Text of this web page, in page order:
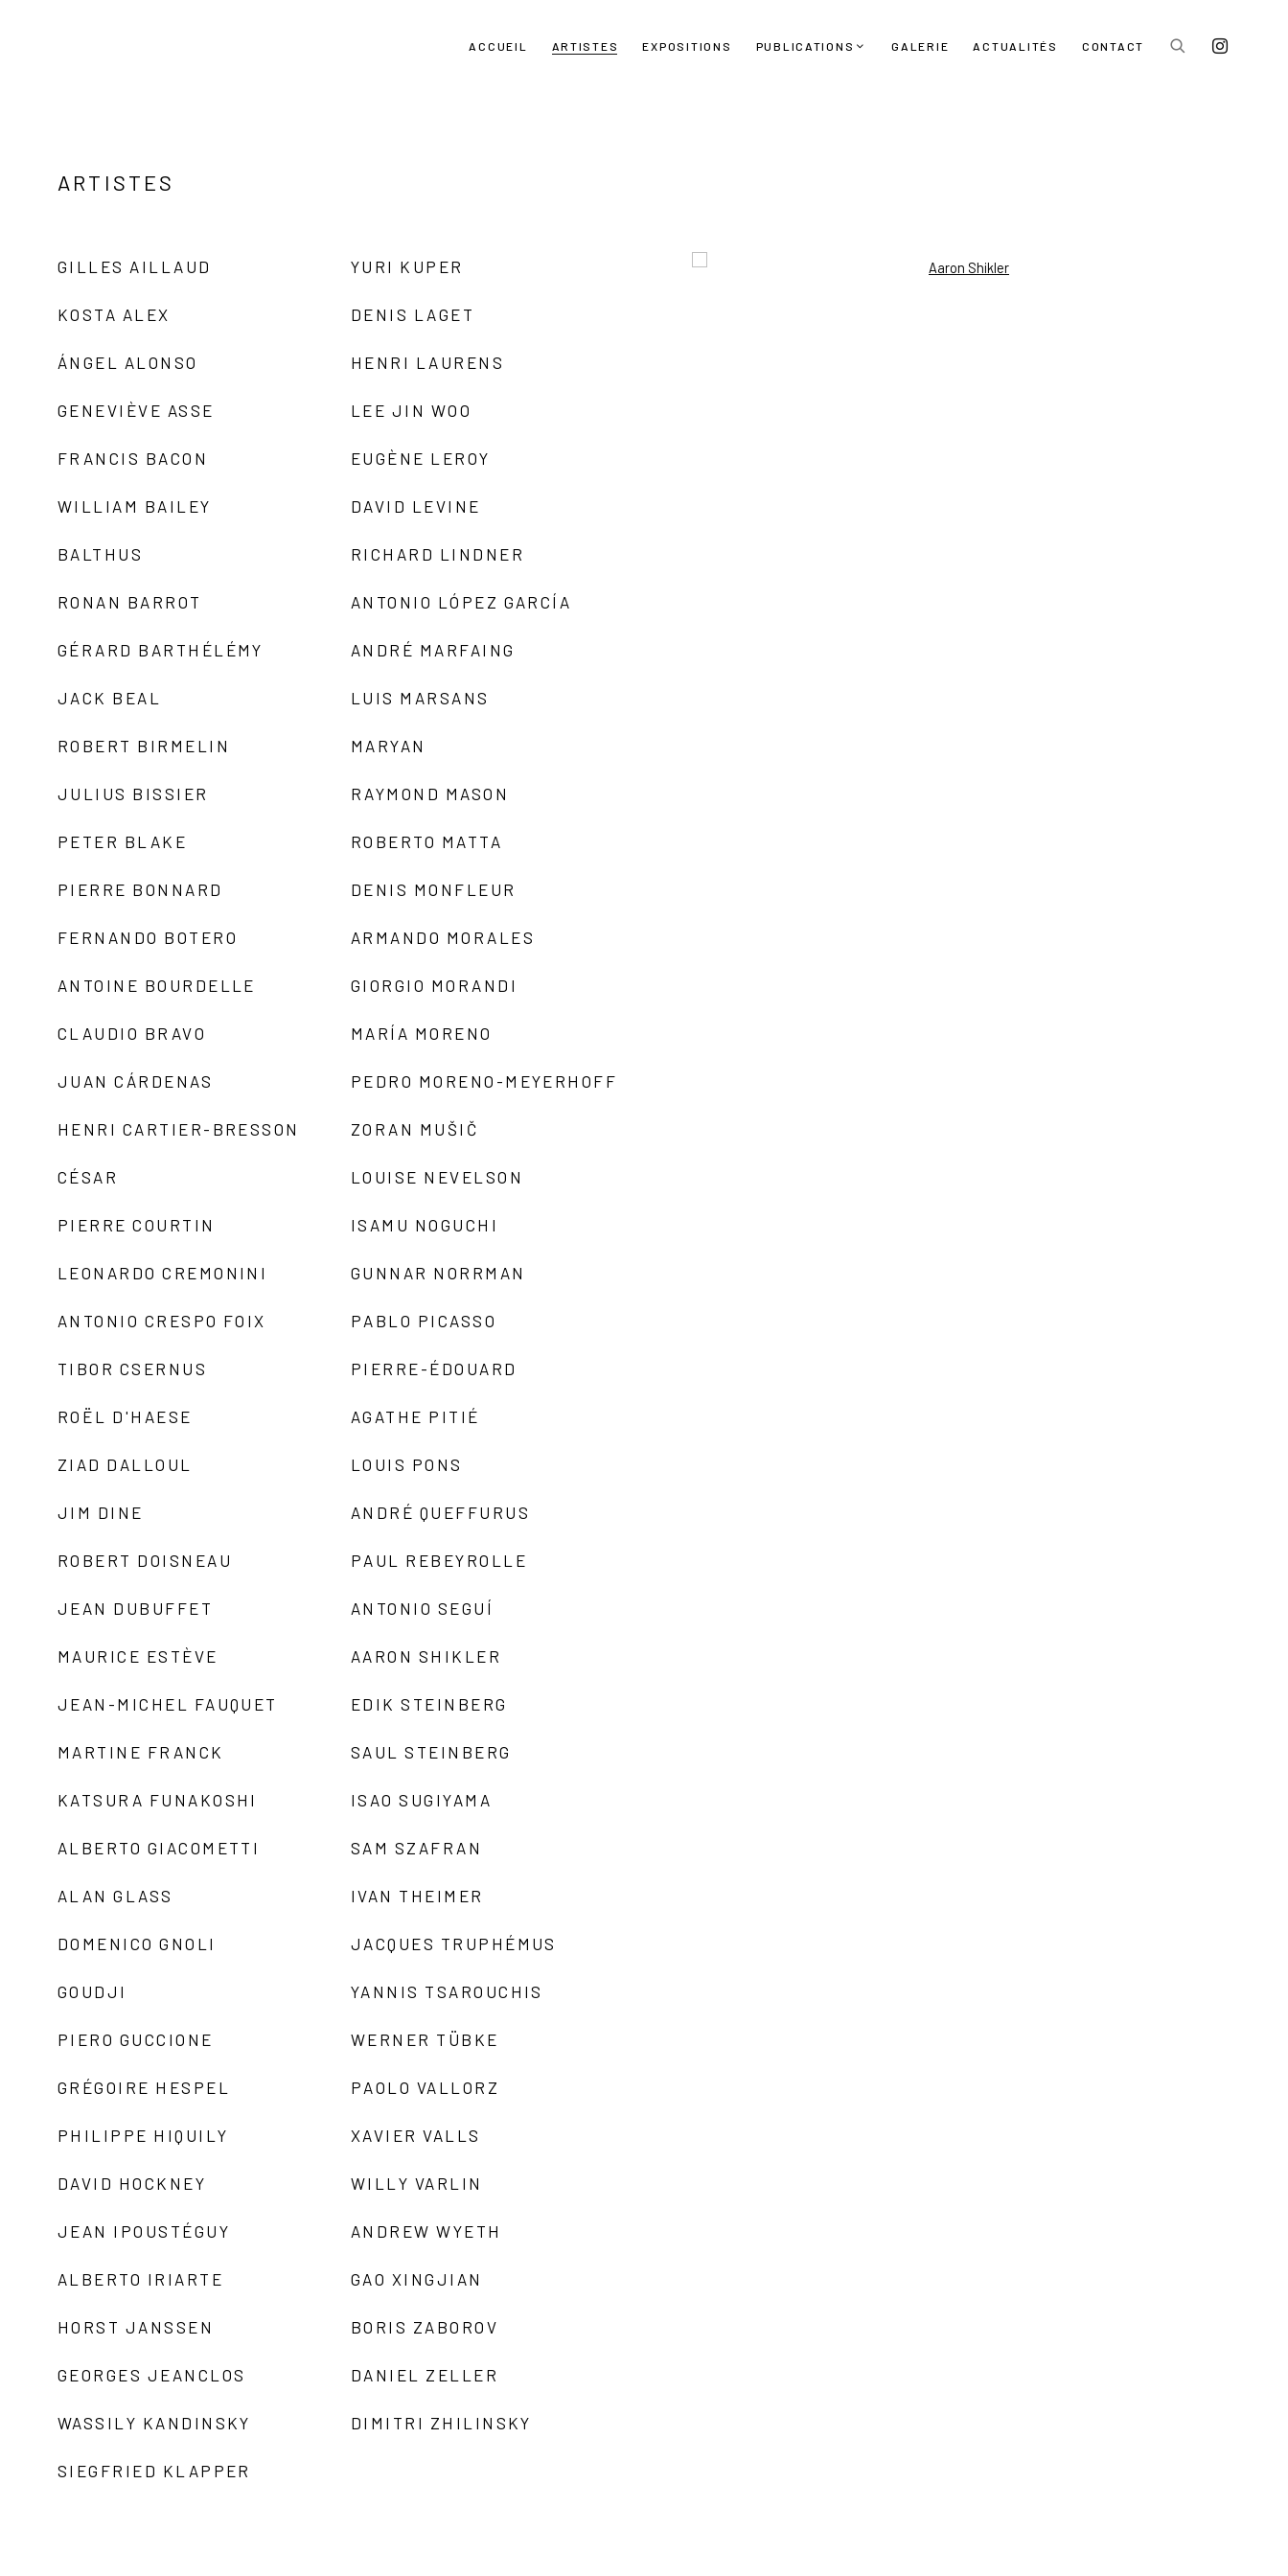
ACCUEIL ARTISTES EXPOSITIONS PUBLICATIONS GALERIE ACTUALITÉS CONTACT
ARTISTES
GILLES AILLAUD
KOSTA ALEX
ÁNGEL ALONSO
GENEVIÈVE ASSE
FRANCIS BACON
WILLIAM BAILEY
BALTHUS
RONAN BARROT
GÉRARD BARTHÉLÉMY
JACK BEAL
ROBERT BIRMELIN
JULIUS BISSIER
PETER BLAKE
PIERRE BONNARD
FERNANDO BOTERO
ANTOINE BOURDELLE
CLAUDIO BRAVO
JUAN CÁRDENAS
HENRI CARTIER-BRESSON
CÉSAR
PIERRE COURTIN
LEONARDO CREMONINI
ANTONIO CRESPO FOIX
TIBOR CSERNUS
ROËL D'HAESE
ZIAD DALLOUL
JIM DINE
ROBERT DOISNEAU
JEAN DUBUFFET
MAURICE ESTÈVE
JEAN-MICHEL FAUQUET
MARTINE FRANCK
KATSURA FUNAKOSHI
ALBERTO GIACOMETTI
ALAN GLASS
DOMENICO GNOLI
GOUDJI
PIERO GUCCIONE
GRÉGOIRE HESPEL
PHILIPPE HIQUILY
DAVID HOCKNEY
JEAN IPOUSTÉGUY
ALBERTO IRIARTE
HORST JANSSEN
GEORGES JEANCLOS
WASSILY KANDINSKY
SIEGFRIED KLAPPER
YURI KUPER
DENIS LAGET
HENRI LAURENS
LEE JIN WOO
EUGÈNE LEROY
DAVID LEVINE
RICHARD LINDNER
ANTONIO LÓPEZ GARCÍA
ANDRÉ MARFAING
LUIS MARSANS
MARYAN
RAYMOND MASON
ROBERTO MATTA
DENIS MONFLEUR
ARMANDO MORALES
GIORGIO MORANDI
MARÍA MORENO
PEDRO MORENO-MEYERHOFF
ZORAN MUŠIČ
LOUISE NEVELSON
ISAMU NOGUCHI
GUNNAR NORRMAN
PABLO PICASSO
PIERRE-ÉDOUARD
AGATHE PITIÉ
LOUIS PONS
ANDRÉ QUEFFURUS
PAUL REBEYROLLE
ANTONIO SEGUÍ
AARON SHIKLER
EDIK STEINBERG
SAUL STEINBERG
ISAO SUGIYAMA
SAM SZAFRAN
IVAN THEIMER
JACQUES TRUPHÉMUS
YANNIS TSAROUCHIS
WERNER TÜBKE
PAOLO VALLORZ
XAVIER VALLS
WILLY VARLIN
ANDREW WYETH
GAO XINGJIAN
BORIS ZABOROV
DANIEL ZELLER
DIMITRI ZHILINSKY